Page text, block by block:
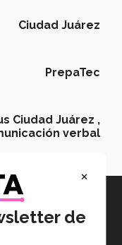
Ciudad Juárez
PrepaTec
Ciudad Juárez ,
verbal
×
de